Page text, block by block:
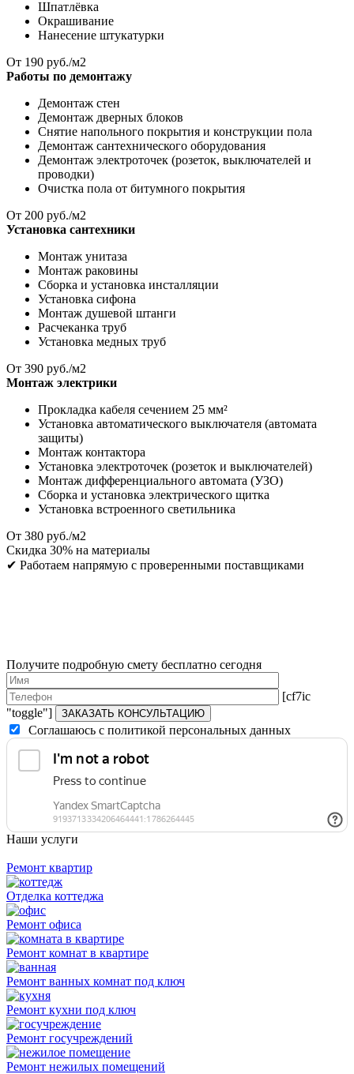
Шпатлёвка
Окрашивание
Нанесение штукатурки
От 190 руб./м2
Работы по демонтажу
Демонтаж стен
Демонтаж дверных блоков
Снятие напольного покрытия и конструкции пола
Демонтаж сантехнического оборудования
Демонтаж электроточек (розеток, выключателей и
проводки)
Очистка пола от битумного покрытия
От 200 руб./м2
Установка сантехники
Монтаж унитаза
Монтаж раковины
Сборка и установка инсталляции
Установка сифона
Монтаж душевой штанги
Расчеканка труб
Установка медных труб
От 390 руб./м2
Монтаж электрики
Прокладка кабеля сечением 25 мм²
Установка автоматического выключателя (автомата
защиты)
Монтаж контактора
Установка электроточек (розеток и выключателей)
Монтаж дифференциального автомата (УЗО)
Сборка и установка электрического щитка
Установка встроенного светильника
От 380 руб./м2
Скидка 30% на материалы
✔ Работаем напрямую с проверенными поставщиками
Получите подробную смету бесплатно сегодня
[cf7ic
"toggle"]
ЗАКАЗАТЬ КОНСУЛЬТАЦИЮ
Соглашаюсь с политикой персональных данных
Наши услуги
Ремонт квартир
Отделка коттеджа
Ремонт офиса
Ремонт комнат в квартире
Ремонт ванных комнат под ключ
Ремонт кухни под ключ
Ремонт госучреждений
Ремонт нежилых помещений